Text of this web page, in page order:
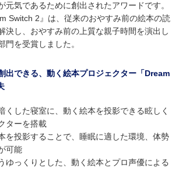
元気であるために創出されたアワードです。
Switch 2』は、従来のおやすみ前の絵本の読
決し、おやすみ前の上質な親子時間を演出し
門を受賞しました。
出できる、動く絵本プロジェクター「Dream
した寝室に、動く絵本を投影できる眩しく
ターを搭載
投影することで、睡眠に適した環境、体勢
可能
っくりとした、動く絵本とプロ声優による